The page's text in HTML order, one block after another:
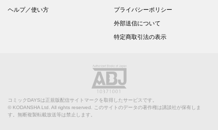
ヘルプ／使い方
プライバシーポリシー
外部送信について
特定商取引法の表示
コミックDAYSは正規版配信サイトマークを取得したサービスです。
© KODANSHA Ltd. All rights reserved. このサイトのデータの著作権は講談社が保有しま
す。無断複製転載放送等は禁止します。